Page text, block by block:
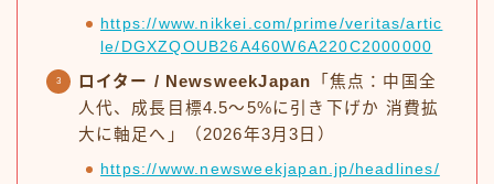
https://www.nikkei.com/prime/veritas/artic
le/DGXZQOUB26A460W6A220C2000000
ロイター / NewsweekJapan 「焦点：中国全
人代、成長目標4.5〜5%に引き下げか 消費拡
大に軸足へ」（2026年3月3日）
https://www.newsweekjapan.jp/headlines/